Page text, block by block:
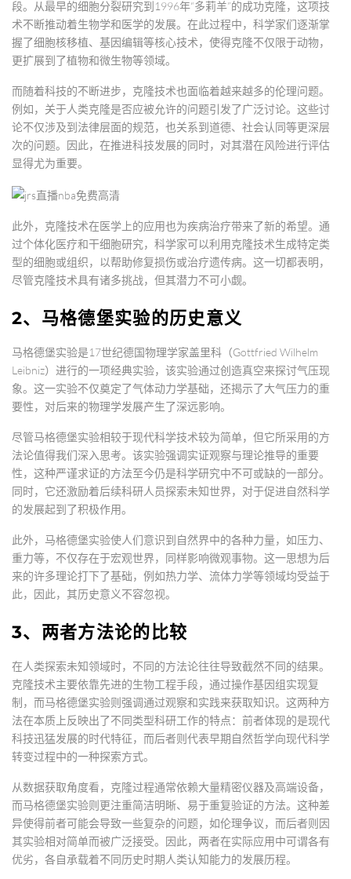
段。从最早的细胞分裂研究到1996年“多莉羊”的成功克隆，这项技
术不断推动着生物学和医学的发展。在此过程中，科学家们逐渐掌
握了细胞核移植、基因编辑等核心技术，使得克隆不仅限于动物，
更扩展到了植物和微生物等领域。
而随着科技的不断进步，克隆技术也面临着越来越多的伦理问题。
例如，关于人类克隆是否应被允许的问题引发了广泛讨论。这些讨
论不仅涉及到法律层面的规范，也关系到道德、社会认同等更深层
次的问题。因此，在推进科技发展的同时，对其潜在风险进行评估
显得尤为重要。
此外，克隆技术在医学上的应用也为疾病治疗带来了新的希望。通
过个体化医疗和干细胞研究，科学家可以利用克隆技术生成特定类
型的细胞或组织，以帮助修复损伤或治疗遗传病。这一切都表明，
尽管克隆技术具有诸多挑战，但其潜力不可小觑。
2、马格德堡实验的历史意义
马格德堡实验是17世纪德国物理学家盖里科（Gottfried Wilhelm
Leibniz）进行的一项经典实验，该实验通过创造真空来探讨气压现
象。这一实验不仅奠定了气体动力学基础，还揭示了大气压力的重
要性，对后来的物理学发展产生了深远影响。
尽管马格德堡实验相较于现代科学技术较为简单，但它所采用的方
法论值得我们深入思考。该实验强调实证观察与理论推导的重要
性，这种严谨求证的方法至今仍是科学研究中不可或缺的一部分。
同时，它还激励着后续科研人员探索未知世界，对于促进自然科学
的发展起到了积极作用。
此外，马格德堡实验使人们意识到自然界中的各种力量，如压力、
重力等，不仅存在于宏观世界，同样影响微观事物。这一思想为后
来的许多理论打下了基础，例如热力学、流体力学等领域均受益于
此，因此，其历史意义不容忽视。
3、两者方法论的比较
在人类探索未知领域时，不同的方法论往往导致截然不同的结果。
克隆技术主要依靠先进的生物工程手段，通过操作基因组实现复
制，而马格德堡实验则强调通过观察和实践来获取知识。这两种方
法在本质上反映出了不同类型科研工作的特点：前者体现的是现代
科技迅猛发展的时代特征，而后者则代表早期自然哲学向现代科学
转变过程中的一种探索方式。
从数据获取角度看，克隆过程通常依赖大量精密仪器及高端设备，
而马格德堡实验则更注重简洁明晰、易于重复验证的方法。这种差
异使得前者可能会导致一些复杂的问题，如伦理争议，而后者则因
其实验相对简单而被广泛接受。因此，两者在实际应用中可谓各有
优劣，各自承载着不同历史时期人类认知能力的发展历程。